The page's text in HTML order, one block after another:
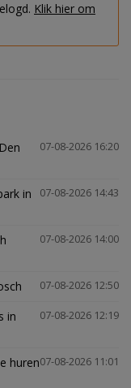
Klik hier om
07-08-2026 16:20
07-08-2026 14:43
in
07-08-2026 14:00
07-08-2026 12:50
07-08-2026 12:19
in
07-08-2026 11:01
huren